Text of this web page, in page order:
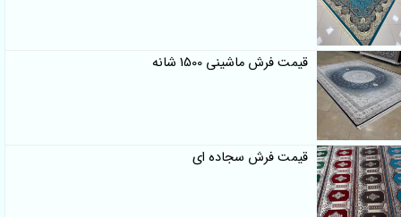
قیمت فرش ماشینی 1500 شانه
قیمت فرش سجاده ای